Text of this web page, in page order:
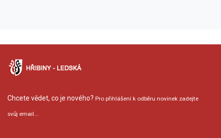
Chcete vědet, co je nového? Pro přihlášení k odběru novinek zadejte
svůj email...